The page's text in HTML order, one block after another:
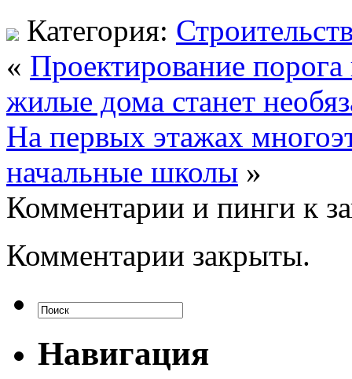
Категория:
« Проектирование
жилые дома станет
На первых этажах
начальные школы »
Комментарии и пинги к
Комментарии закрыты.
Навигация